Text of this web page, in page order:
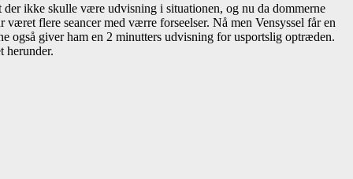
ikke skulle være udvisning i situationen, og nu da dommerne
flere seancer med værre forseelser. Nå men Vensyssel får en
også giver ham en 2 minutters udvisning for usportslig optræden.
herunder.